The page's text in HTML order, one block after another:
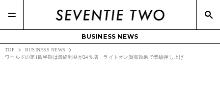
BUSINESS NEWS
TOP
BUSINESS NEWS
ワールドの第1四半期は最終利益が24％増 ライトオン買収効果で業績押し上げ